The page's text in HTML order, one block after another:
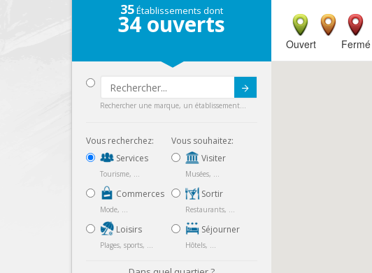
35Établissements dont
34 ouverts
Rechercher une marque, un établissement...
Vous recherchez:
Services
Tourisme, ...
Commerces
Mode, ...
Loisirs
Plages, sports, ...
Vous souhaitez:
Visiter
Musées, ...
Sortir
Restaurants, ...
Séjourner
Hôtels, ...
Ouvert Fermé